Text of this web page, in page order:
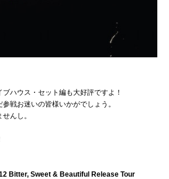
ハウス・セット編も大好評ですよ！
戦お迷いの皆様いかがでしょう。
んし。
12 Bitter, Sweet & Beautiful Release Tour